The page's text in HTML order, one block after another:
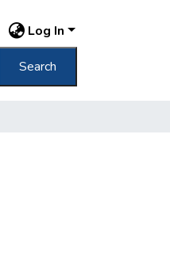
Log In
Search